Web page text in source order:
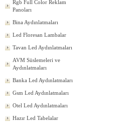
Rgb Full Color Reklam
Panoları
Bina Aydınlatmaları
Led Floresan Lambalar
Tavan Led Aydınlatmaları
AVM Süslemeleri ve
Aydınlatmaları
Banka Led Aydınlatmaları
Gsm Led Aydınlatmaları
Otel Led Aydınlatmaları
Hazır Led Tabelalar